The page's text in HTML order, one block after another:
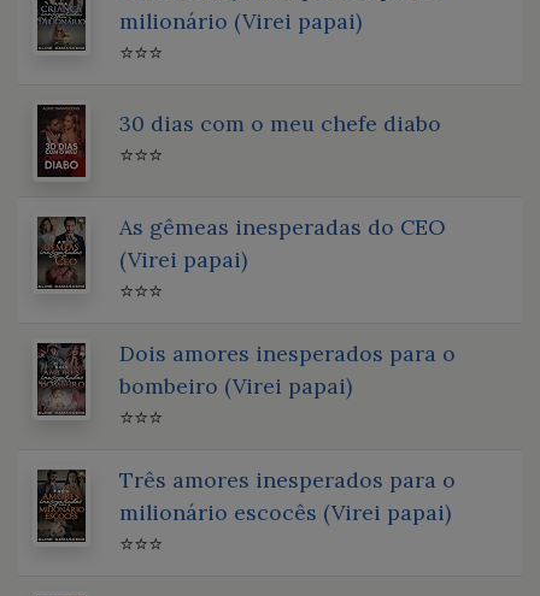
milionário (Virei papai)
⭐⭐⭐
30 dias com o meu chefe diabo
⭐⭐⭐
As gêmeas inesperadas do CEO
(Virei papai)
⭐⭐⭐
Dois amores inesperados para o
bombeiro (Virei papai)
⭐⭐⭐
Três amores inesperados para o
milionário escocês (Virei papai)
⭐⭐⭐